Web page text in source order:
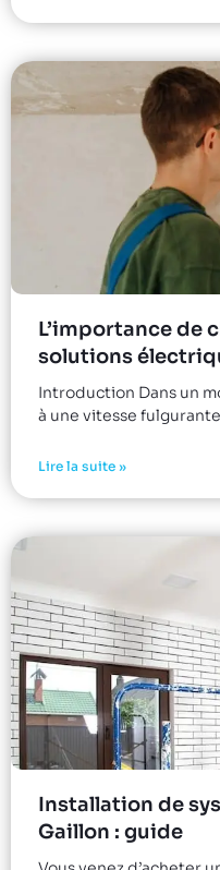
L’importance de
solutions
Introduction Dans un
à une vitesse
Lire la suite »
Installation de
Gaillon : guide